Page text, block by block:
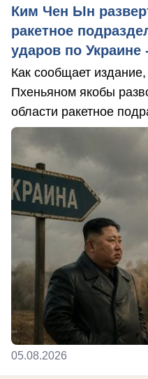
Ким Чен Ын
ракетное
ударов по Украине
Как сообщает
Пхеньяном якобы
области ракетное
05.08.2026